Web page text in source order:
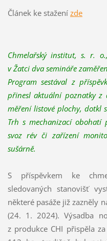
Článek ke stažení zde
Chmelařský institut, s. r.
v Žatci dva semináře
Program sestával z
přinesl aktuální poznatky z
měření listové plochy, dotkl
Trh s mechanizací
svoz rév či zařízení
sušárně.
S příspěvkem ke
sledovaných stanovišť
některé pasáže již zazněly
(24. 1. 2024). Výsadba
z produkce CHI přispěla